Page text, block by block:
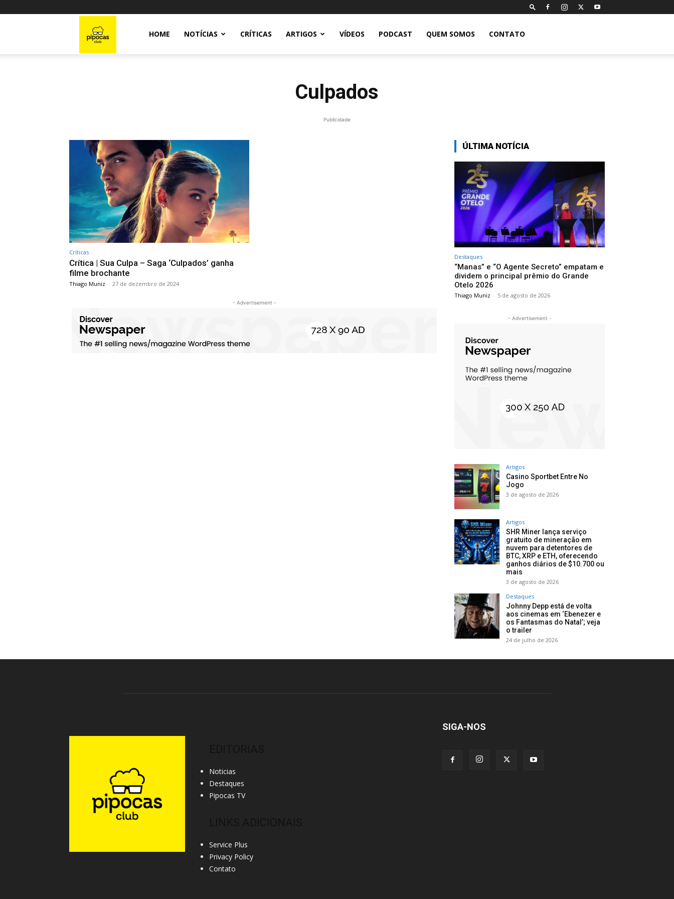
HOME NOTÍCIAS CRÍTICAS ARTIGOS VÍDEOS PODCAST QUEM SOMOS CONTATO
Culpados
Publicidade
Críticas
Crítica | Sua Culpa – Saga ‘Culpados’ ganha
filme brochante
Thiago Muniz - 27 de dezembro de 2024
- Advertisement -
ÚLTIMA NOTÍCIA
Destaques
“Manas” e “O Agente Secreto” empatam e
dividem o principal prêmio do Grande
Otelo 2026
Thiago Muniz - 5 de agosto de 2026
- Advertisement -
Artigos
Casino Sportbet Entre No
Jogo
3 de agosto de 2026
Artigos
SHR Miner lança serviço
gratuito de mineração em
nuvem para detentores de
BTC, XRP e ETH, oferecendo
ganhos diários de $10.700 ou
mais
3 de agosto de 2026
Destaques
Johnny Depp está de volta
aos cinemas em ‘Ebenezer e
os Fantasmas do Natal’; veja
o trailer
24 de julho de 2026
Noticias
Destaques
Pipocas TV
Service Plus
Privacy Policy
Contato
SIGA-NOS